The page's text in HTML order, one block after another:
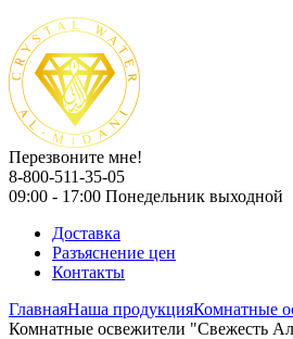
Перезвоните мне!
8-800-511-35-05
09:00 - 17:00 Понедельник выходной
Доставка
Разъяснение цен
Контакты
ГлавнаяНаша продукцияКомнатные
Комнатные освежители "Свежесть